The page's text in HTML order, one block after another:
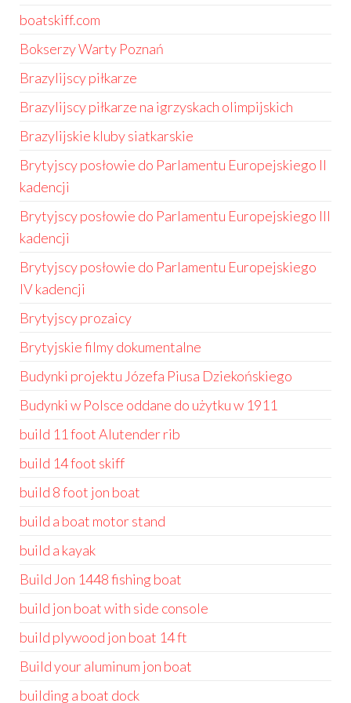
boatskiff.com
Bokserzy Warty Poznań
Brazylijscy piłkarze
Brazylijscy piłkarze na igrzyskach olimpijskich
Brazylijskie kluby siatkarskie
Brytyjscy posłowie do Parlamentu Europejskiego II
kadencji
Brytyjscy posłowie do Parlamentu Europejskiego III
kadencji
Brytyjscy posłowie do Parlamentu Europejskiego
IV kadencji
Brytyjscy prozaicy
Brytyjskie filmy dokumentalne
Budynki projektu Józefa Piusa Dziekońskiego
Budynki w Polsce oddane do użytku w 1911
build 11 foot Alutender rib
build 14 foot skiff
build 8 foot jon boat
build a boat motor stand
build a kayak
Build Jon 1448 fishing boat
build jon boat with side console
build plywood jon boat 14 ft
Build your aluminum jon boat
building a boat dock